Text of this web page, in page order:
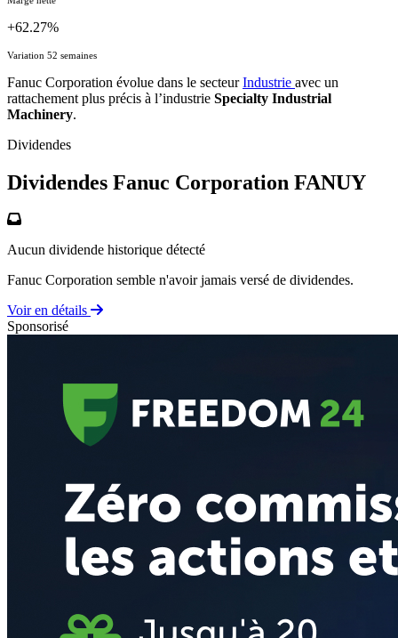
+62.27%
Variation 52 semaines
Fanuc Corporation évolue dans le secteurIndustrie avec un
rattachement plus précis à l’industrie Specialty Industrial
Machinery.
Dividendes
Dividendes Fanuc Corporation FANUY
Aucun dividende historique détecté
Fanuc Corporation semble n'avoir jamais versé de dividendes.
Voir en détails
Sponsorisé